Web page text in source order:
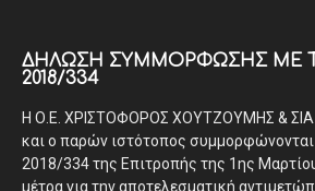
ΔΉΛΩΣΗ ΣΥΜΜΌΡΦΩΣΗΣ ΜΕ
2018/334
Η Ο.Ε. ΧΡΙΣΤΟΦΟΡΟΣ ΧΟΥΤΖΟΥΜΗΣ & ΣΙΑ
και ο παρών ιστότοπος
2018/334 της Επιτροπής της 1ης
μέτρα για την αποτελεσματική